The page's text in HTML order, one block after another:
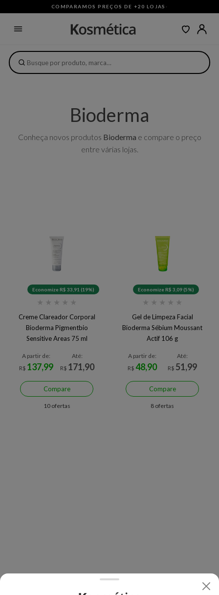
COMPARAMOS PREÇOS DE +20 LOJAS ·
Bioderma
Conheça novos produtos Bioderma e compare o preço
entre várias lojas.
Economize R$ 33,91 (19%)
★ ★ ★ ★ ★
Creme Clareador Corporal
Bioderma Pigmentbio
Sensitive Areas 75 ml
A partir de:
R$ 137,99
Até:
R$ 171,90
Compare
10 ofertas
Economize R$ 3,09 (5%)
★ ★ ★ ★ ★
Gel de Limpeza Facial
Bioderma Sébium Moussant
Actif 106 g
A partir de:
R$48,90
Até:
R$ 51,99
Compare
8 ofertas